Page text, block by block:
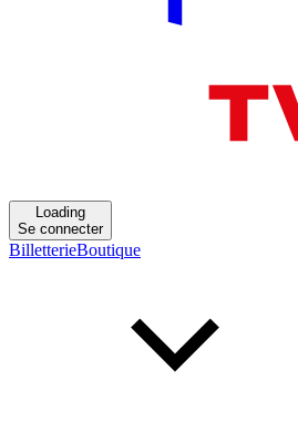
Loading
Se connecter
BilletterieBoutique